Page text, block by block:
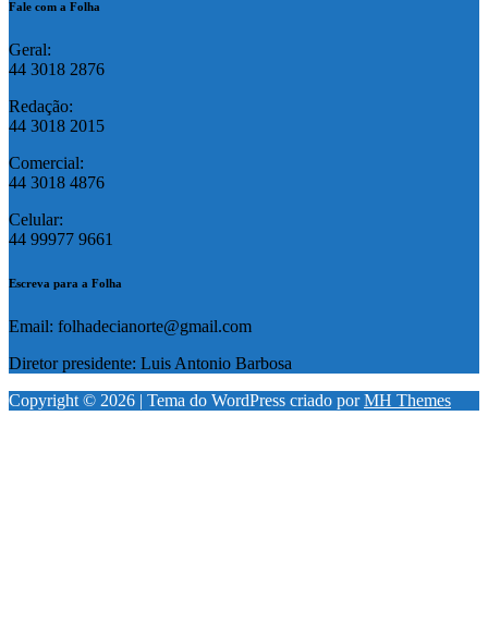
Fale com a Folha
Geral:
44 3018 2876
Redação:
44 3018 2015
Comercial:
44 3018 4876
Celular:
44 99977 9661
Escreva para a Folha
Email: folhadecianorte@gmail.com
Diretor presidente: Luis Antonio Barbosa
Copyright © 2026 | Tema do WordPress criado porMH Themes